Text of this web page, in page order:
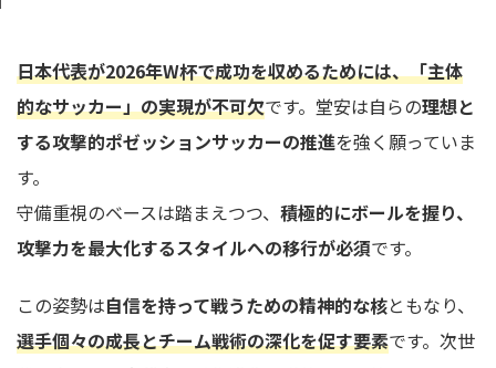
日本代表が2026年W杯で成功を収めるためには、「主体
的なサッカー」の実現が不可欠です。堂安は自らの理想と
する攻撃的ポゼッションサッカーの推進を強く願っていま
す。
守備重視のベースは踏まえつつ、 積極的にボールを握り、
攻撃力を最大化するスタイルへの移行が必須です。
この姿勢は自信を持って戦うための精神的な核ともなり、
選手個々の成長とチーム戦術の深化を促す要素です。次世